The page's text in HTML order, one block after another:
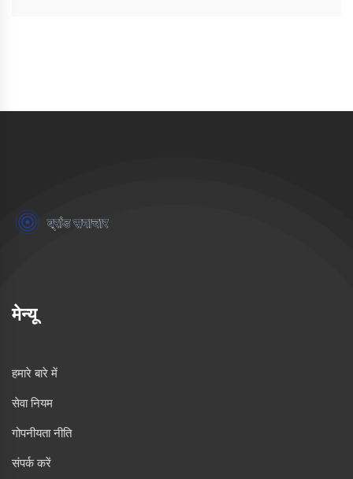
मेन्यू
हमारे बारे में
सेवा नियम
गोपनीयता नीति
संपर्क करें